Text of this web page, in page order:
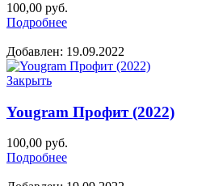
100,00 руб.
Подробнее
Добавлен: 19.09.2022
Закрыть
Yougram Профит (2022)
100,00 руб.
Подробнее